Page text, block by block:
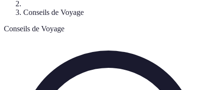
Conseils de Voyage
Conseils de Voyage